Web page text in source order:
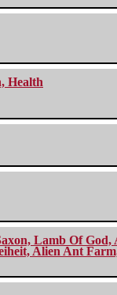
Health
Lamb Of
Alien Ant